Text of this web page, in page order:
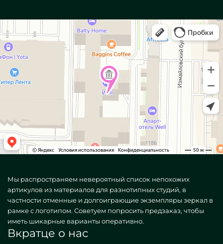
Мы распространяем невероятный список непохожих
артикулов из материалов для разнотипных студий, в
частности отменные и долгоиграющие экземпляры зеркал в
рамке с логотипом. Советуем попросить предзаказ, чтобы
иметь шикарные варианты оперативно.
Вкратце о нас